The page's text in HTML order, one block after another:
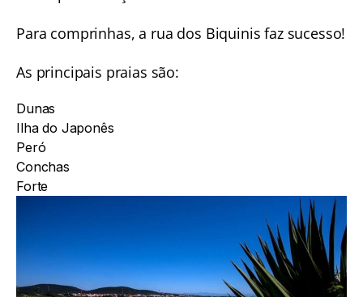
Para comprinhas, a rua dos Biquinis faz sucesso!
As principais praias são:
Dunas
Ilha do Japonês
Peró
Conchas
Forte